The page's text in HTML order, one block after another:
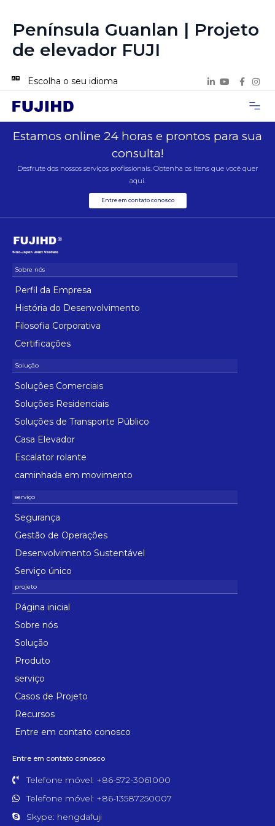
Península Guanlan | Projeto
de elevador FUJI
Escolha o seu idioma
Estamos online 24 horas e prontos para sua
consulta!
Desfrute dos nossos serviços profissionais. Obtenha os itens que você quer
aqui.
Entre em contato conosco
Perfil da Empresa
História do Desenvolvimento
Filosofia Corporativa
Certificações
Soluções Comerciais
Soluções Residenciais
Soluções de Transporte Público
Casa Elevador
Escalator rolante
caminhada em movimento
Segurança
Gestão de Operações
Desenvolvimento Sustentável
Serviço único
Página inicial
Sobre nós
Solução
Produto
serviço
Casos de Projeto
Recursos
Entre em contato conosco
Entre em contato conosco
Telefone móvel: +86-572-3061000
Telefone móvel: +86-13587250007
Skype: hengdafuji